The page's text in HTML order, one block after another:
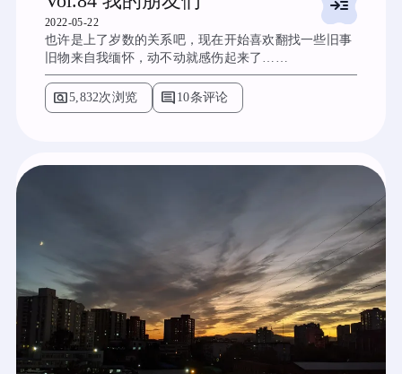
2022-05-22
read_more
也许是上了岁数的关系吧，现在开始喜欢翻找一些旧事
旧物来自我缅怀，动不动就感伤起来了……
pageview5,832次浏览 comment 10条评论